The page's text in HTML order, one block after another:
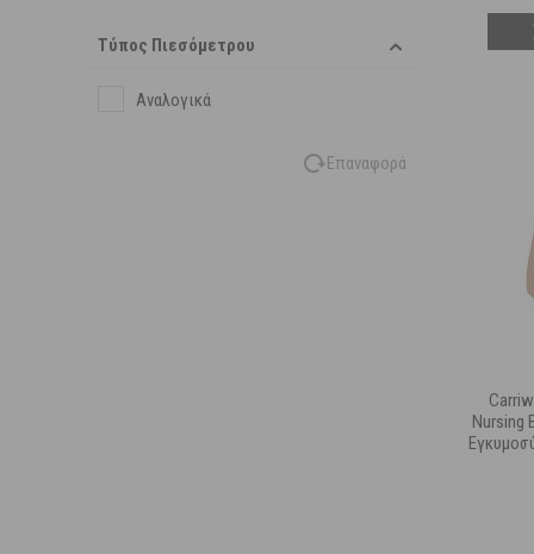
Τύπος Πιεσόμετρου
Αναλογικά
Επαναφορά
Nursing